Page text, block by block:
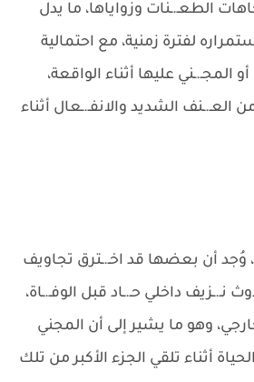
الطعـ.ـنات وزواياها، ما يدل
لفترة زمنية، مع احتمالية
المجـ.ـني عليها أثناء الواقعة،
الشديد والانفـ.ـعال أثناء
وُجد أن بعضها قد اخـ.ـترق تجاويف
نـ.ـزيف داخلي حـ.ـاد قبل الوفـ.ـاة،
وهو ما يشير إلى أن المجني
أثناء تلقي الجزء الأكبر من تلك